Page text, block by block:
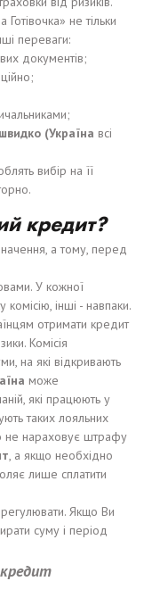
не тільки
переваги:
документів;
швидко (Україна всі
вибір на її
кредит?
а тому, перед
У кожної
комісію, інші - навпаки.
отримати кредит
Комісія
на які відкривають
їна може
які працюють у
таких лояльних
не нараховує штрафу
, а якщо необхідно
лише сплатити
Якщо Ви
суму і період